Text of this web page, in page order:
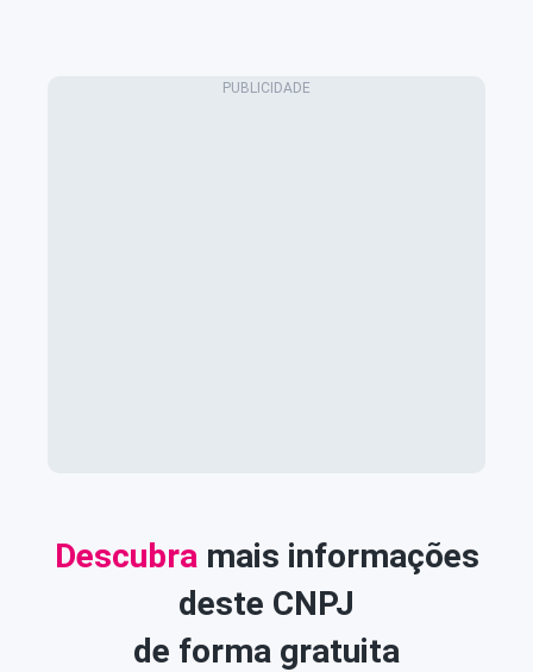
Descubra mais informações
deste CNPJ
de forma gratuita